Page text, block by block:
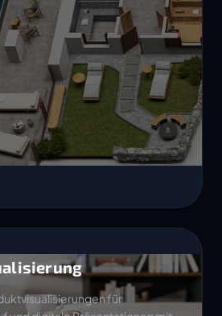
für